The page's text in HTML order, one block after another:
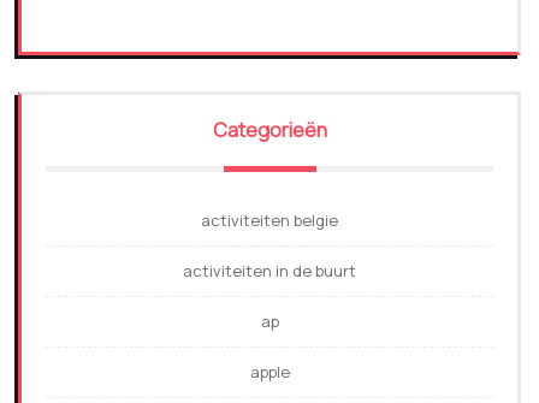
Categorieën
activiteiten belgie
activiteiten in de buurt
ap
apple